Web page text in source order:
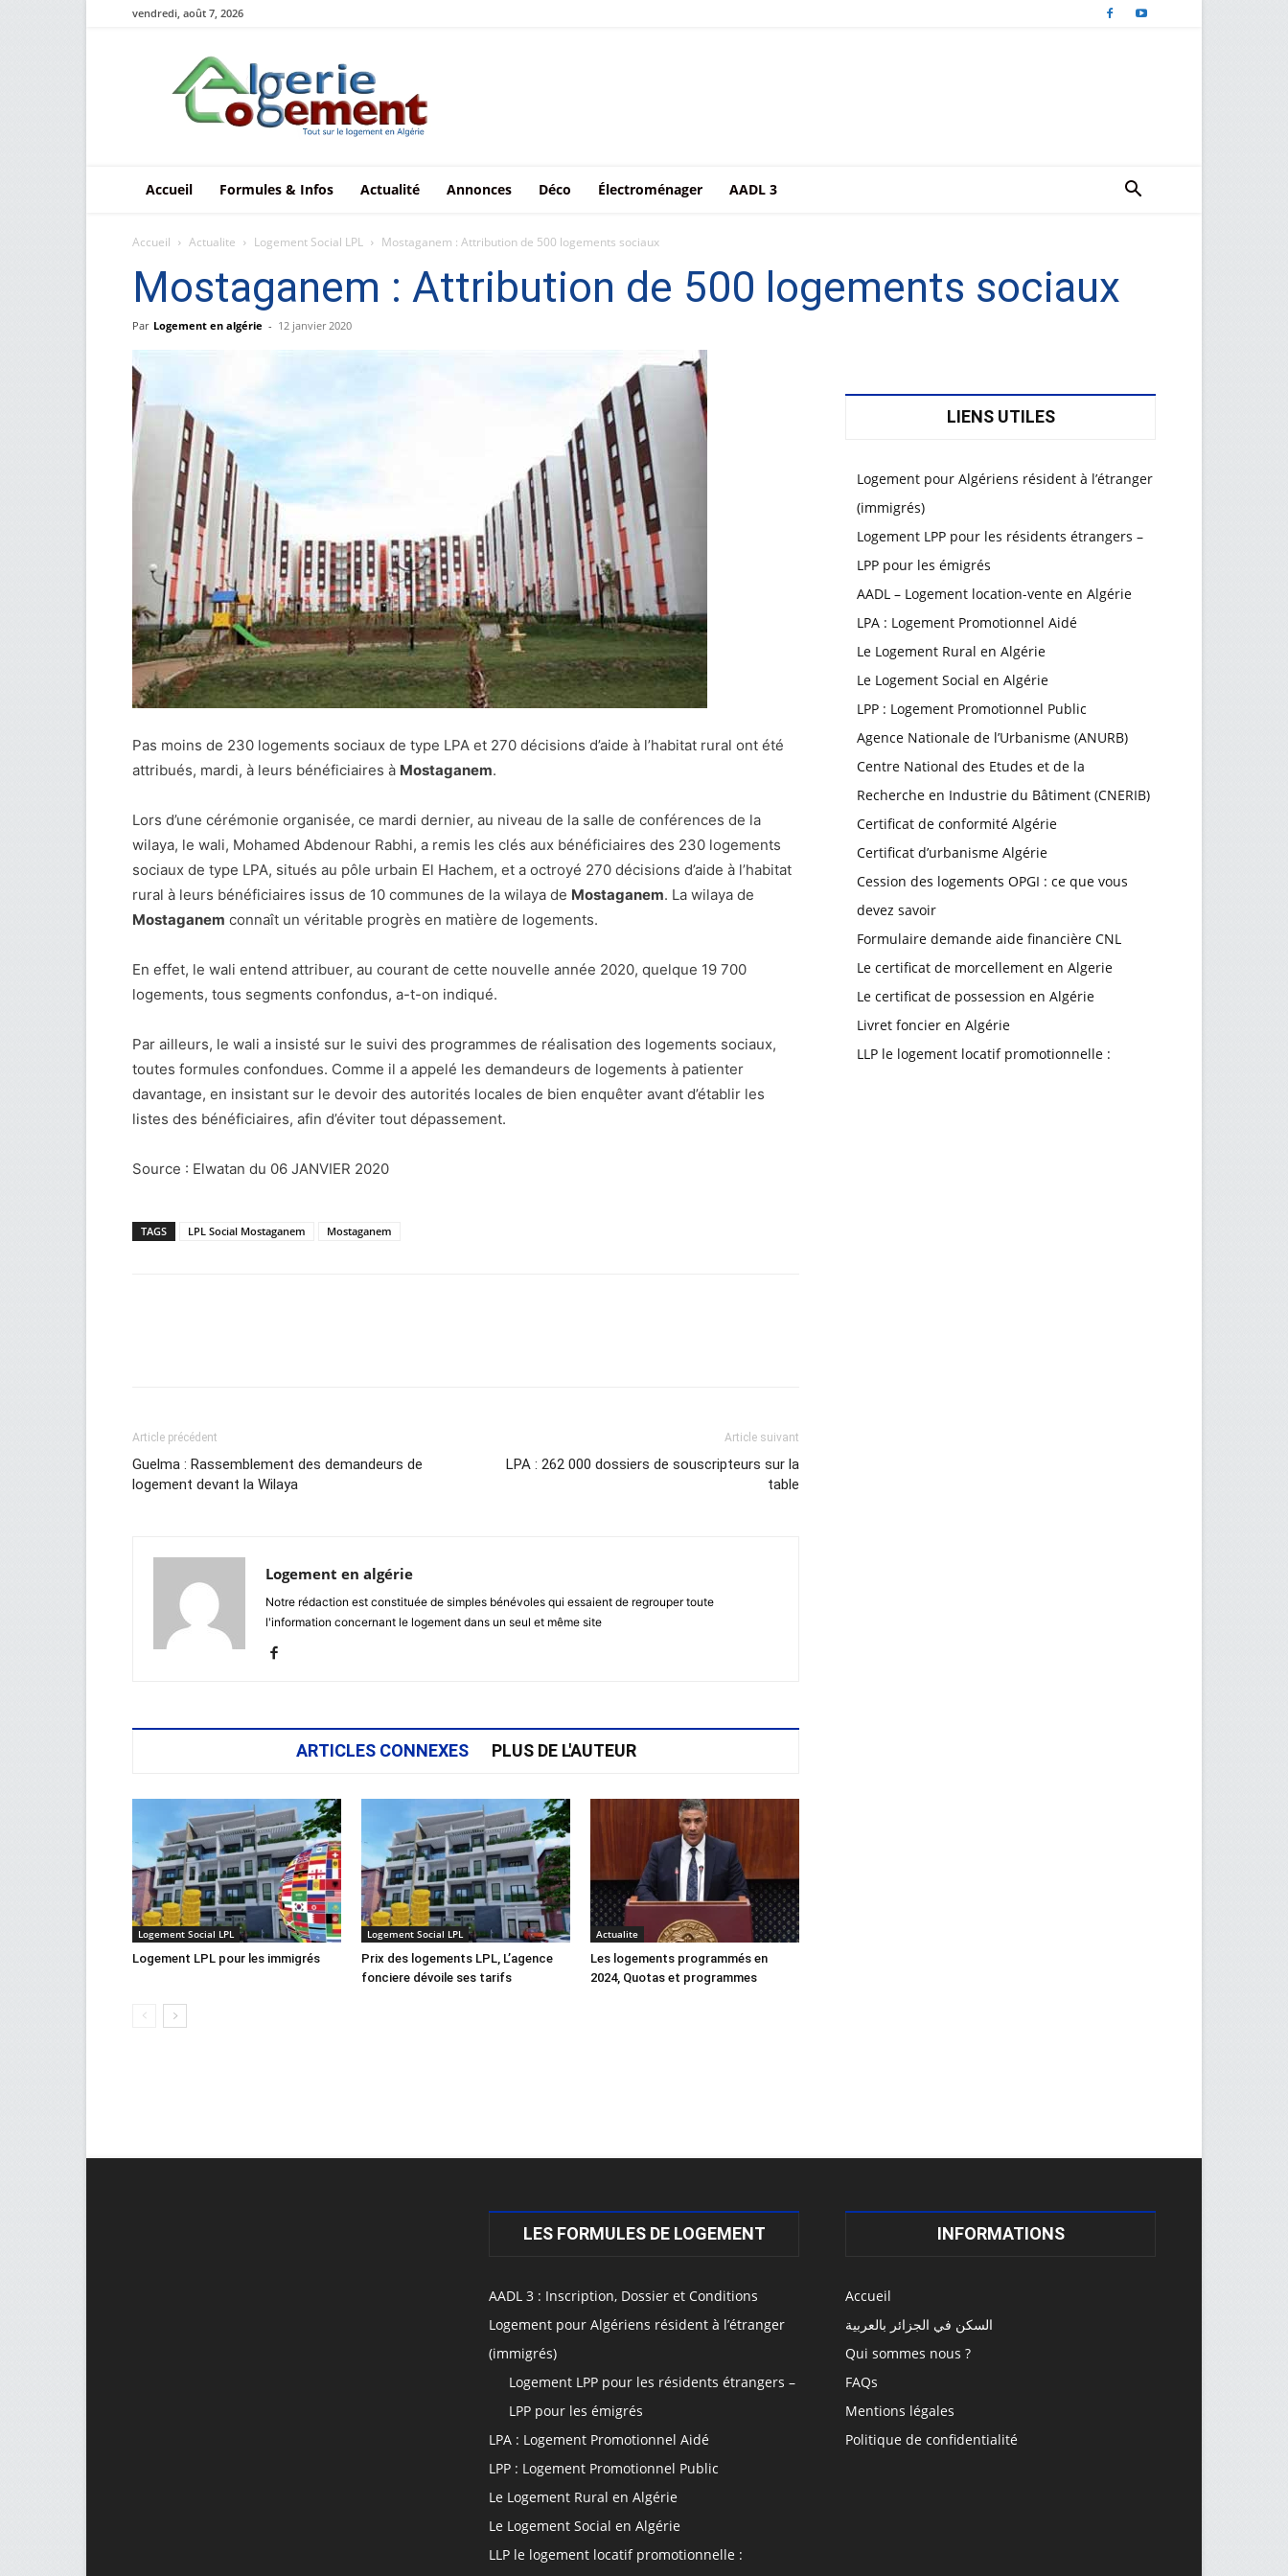
vendredi, août 7, 2026
Le
logement
en
Algérie
Accueil Formules & Infos Actualité Annonces Déco Électroménager AADL 3
Accueil Actualite Logement Social LPL Mostaganem : Attribution de 500 logements sociaux
Mostaganem : Attribution de 500 logements sociaux
Par Logement en algérie - 12 janvier 2020
Pas moins de 230 logements sociaux de type LPA et 270 décisions d’aide à l’habitat rural ont été
attribués, mardi, à leurs bénéficiaires à Mostaganem.
Lors d’une cérémonie organisée, ce mardi dernier, au niveau de la salle de conférences de la
wilaya, le wali, Mohamed Abdenour Rabhi, a remis les clés aux bénéficiaires des 230 logements
sociaux de type LPA, situés au pôle urbain El Hachem, et a octroyé 270 décisions d’aide à l’habitat
rural à leurs bénéficiaires issus de 10 communes de la wilaya de Mostaganem. La wilaya de
Mostaganem connaît un véritable progrès en matière de logements.
En effet, le wali entend attribuer, au courant de cette nouvelle année 2020, quelque 19 700
logements, tous segments confondus, a-t-on indiqué.
Par ailleurs, le wali a insisté sur le suivi des programmes de réalisation des logements sociaux,
toutes formules confondues. Comme il a appelé les demandeurs de logements à patienter
davantage, en insistant sur le devoir des autorités locales de bien enquêter avant d’établir les
listes des bénéficiaires, afin d’éviter tout dépassement.
Source : Elwatan du 06 JANVIER 2020
TAGS LPL Social Mostaganem Mostaganem
Article précédent
Guelma : Rassemblement des demandeurs de
logement devant la Wilaya
Article suivant
LPA : 262 000 dossiers de souscripteurs sur la
table
Logement en algérie
Notre rédaction est constituée de simples bénévoles qui essaient de regrouper toute
l'information concernant le logement dans un seul et même site
ARTICLES CONNEXES PLUS DE L'AUTEUR
Logement Social LPL
Logement LPL pour les immigrés
Logement Social LPL
Prix des logements LPL, L’agence
fonciere dévoile ses tarifs
Actualite
Les logements programmés en
2024, Quotas et programmes
LIENS UTILES
Logement pour Algériens résident à l’étranger
(immigrés)
Logement LPP pour les résidents étrangers –
LPP pour les émigrés
AADL – Logement location-vente en Algérie
LPA : Logement Promotionnel Aidé
Le Logement Rural en Algérie
Le Logement Social en Algérie
LPP : Logement Promotionnel Public
Agence Nationale de l’Urbanisme (ANURB)
Centre National des Etudes et de la
Recherche en Industrie du Bâtiment (CNERIB)
Certificat de conformité Algérie
Certificat d’urbanisme Algérie
Cession des logements OPGI : ce que vous
devez savoir
Formulaire demande aide financière CNL
Le certificat de morcellement en Algerie
Le certificat de possession en Algérie
Livret foncier en Algérie
LLP le logement locatif promotionnelle :
LES FORMULES DE LOGEMENT
AADL 3 : Inscription, Dossier et Conditions
Logement pour Algériens résident à l’étranger
(immigrés)
Logement LPP pour les résidents étrangers –
LPP pour les émigrés
LPA : Logement Promotionnel Aidé
LPP : Logement Promotionnel Public
Le Logement Rural en Algérie
Le Logement Social en Algérie
LLP le logement locatif promotionnelle :
INFORMATIONS
Accueil
السكن في الجزائر بالعربية
Qui sommes nous ?
FAQs
Mentions légales
Politique de confidentialité